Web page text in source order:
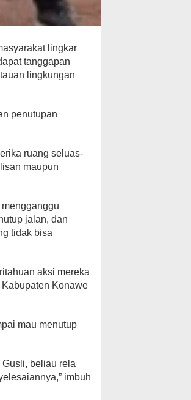
lingkar
tanggapan
lingkungan
penutupan
ruang seluas-
maupun
jalan, dan
tidak bisa
aksi mereka
Konawe
mau menutup
beliau rela
imbuh